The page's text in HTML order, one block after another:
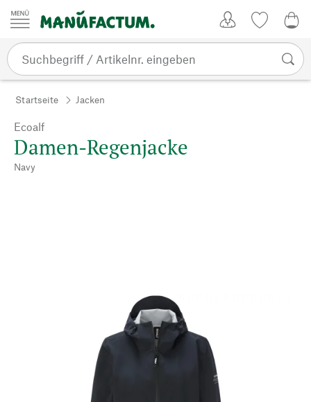
Zum Inhalt springen
Startseite Jacken
Ecoalf
Damen-Regenjacke
Navy